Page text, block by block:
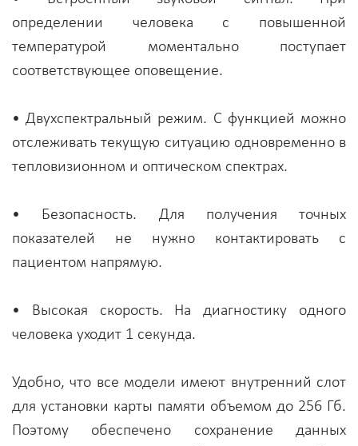
определении человека с повышенной
температурой моментально поступает
соответствующее оповещение.
• Двухспектральный режим. С функцией можно
отслеживать текущую ситуацию одновременно в
тепловизионном и оптическом спектрах.
• Безопасность. Для получения точных
показателей не нужно контактировать с
пациентом напрямую.
• Высокая скорость. На диагностику одного
человека уходит 1 секунда.
Удобно, что все модели имеют внутренний слот
для установки карты памяти объемом до 256 Гб.
Поэтому обеспечено сохранение данных